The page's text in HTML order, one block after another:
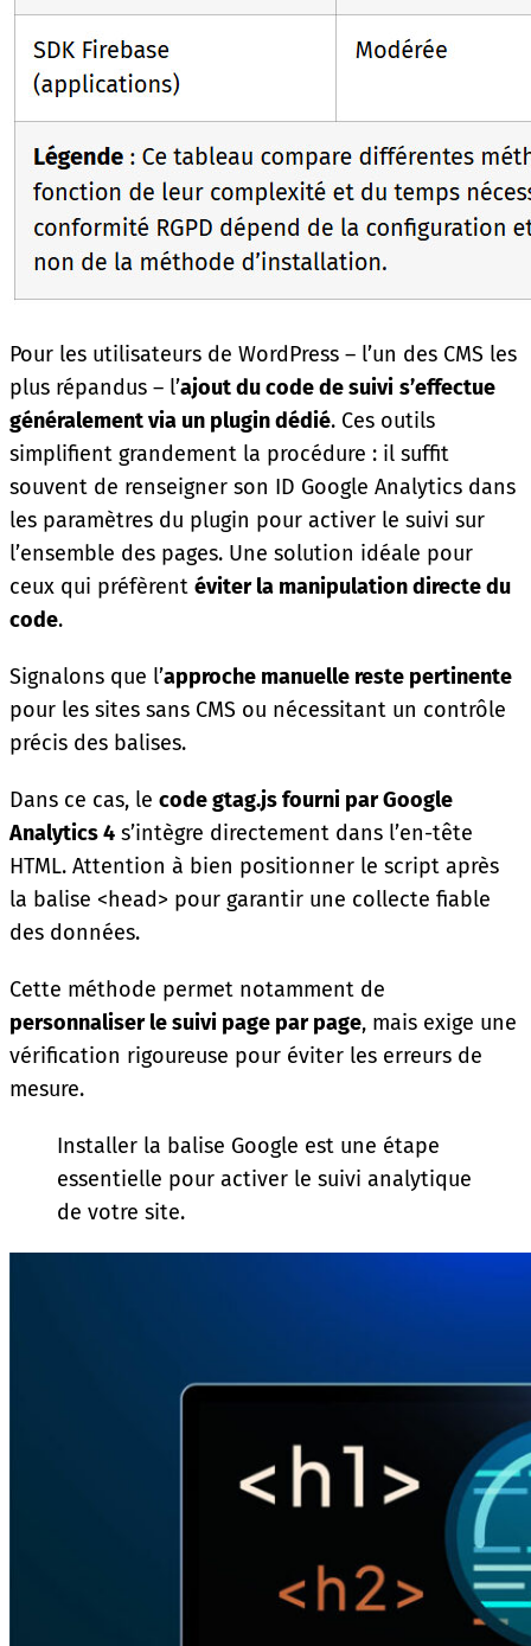
Pour les utilisateurs de WordPress – l’un des CMS les
plus répandus – l’ajout du code de suivi s’effectue
généralement via un plugin dédié. Ces outils
simplifient grandement la procédure : il suffit
souvent de renseigner son ID Google Analytics dans
les paramètres du plugin pour activer le suivi sur
l’ensemble des pages. Une solution idéale pour
ceux qui préfèrent éviter la manipulation directe du
code.
Signalons que l’approche manuelle reste pertinente
pour les sites sans CMS ou nécessitant un contrôle
précis des balises.
Dans ce cas, le code gtag.js fourni par Google
Analytics 4 s’intègre directement dans l’en-tête
HTML. Attention à bien positionner le script après
la balise <head> pour garantir une collecte fiable
des données.
Cette méthode permet notamment de
personnaliser le suivi page par page, mais exige une
vérification rigoureuse pour éviter les erreurs de
mesure.
Installer la balise Google est une étape
essentielle pour activer le suivi analytique
de votre site.